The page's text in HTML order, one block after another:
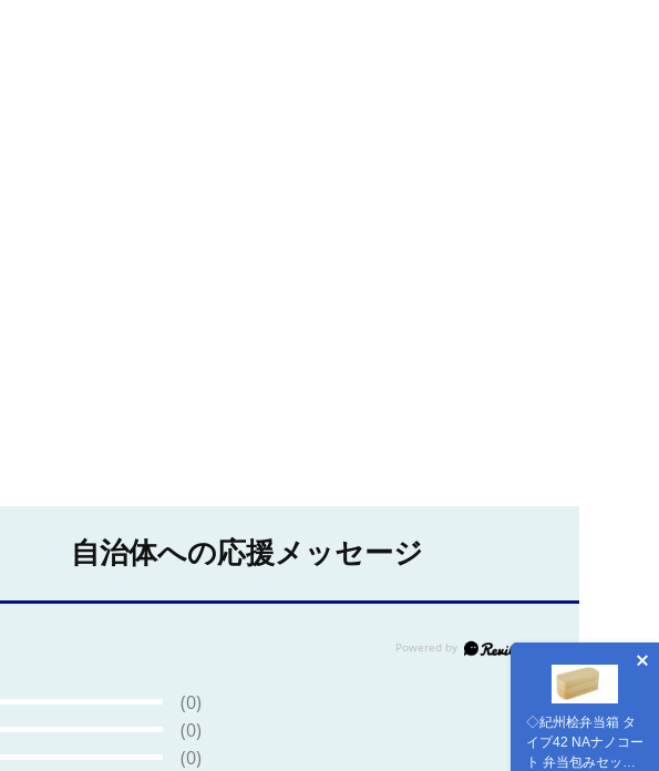
◇紀州桧弁当箱 タ
イプ42 NAナノコー
ト 弁当包みセット
自治体への応援メッセージ
(0)
(0)
(0)